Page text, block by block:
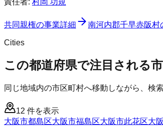
共同親権の事業詳細 南河内郡千早赤阪村
Cities
この都道府県で注目される
同じ地域内の市区町村へ移動しながら、検
12 件を表示
大阪市都島区大阪市福島区大阪市此花区大